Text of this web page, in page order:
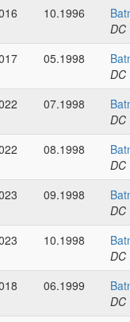
10.1996
DC
05.1998
DC
07.1998
DC
08.1998
DC
09.1998
DC
10.1998
DC
06.1999
DC